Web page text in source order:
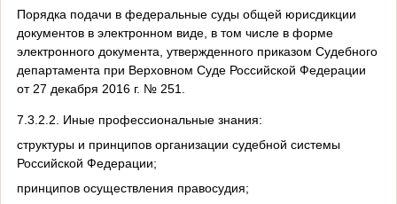
Порядка подачи в федеральные суды общей юрисдикции
документов в электронном виде, в том числе в форме
электронного документа, утвержденного приказом Судебного
департамента при Верховном Суде Российской Федерации
от 27 декабря 2016 г. № 251.
7.3.2.2. Иные профессиональные знания:
структуры и принципов организации судебной системы
Российской Федерации;
принципов осуществления правосудия;